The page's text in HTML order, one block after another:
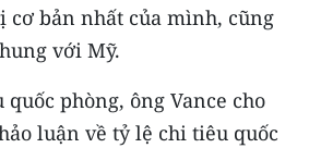
cơ bản nhất của mình, cũng
với Mỹ.
phòng, ông Vance cho
luận về tỷ lệ chi tiêu quốc